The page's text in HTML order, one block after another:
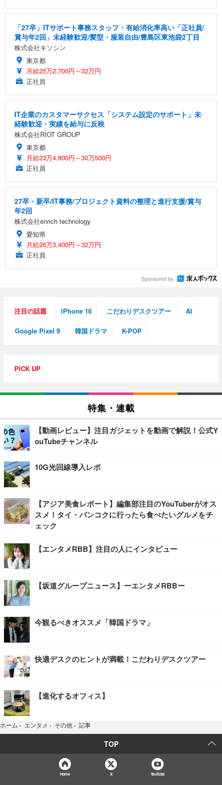
「27卒」ITサポート事務スタッフ・有給消化率高い「正社員/
賞与年2回」未経験歓迎/髪型・服装自由/豊島区東池袋2丁目
株式会社キソシン
東京都
月給25万2,700円～32万円
正社員
IT企業のカスタマーサクセス「システム設定のサポート」未
経験歓迎・実績を給与に反映
株式会社RIOT GROUP
東京都
月給23万4,800円～30万500円
正社員
27卒・新卒/IT事務/プロジェクト資料の整理と進行支援/賞与
年2回
株式会社enrich technology
愛知県
月給26万3,400円～32万円
正社員
Sponsored by
注目の話題 iPhone 16 こだわりデスクツアー AI
Google Pixel 9 韓国ドラマ K-POP
PICK UP
特集・連載
【動画レビュー】注目ガジェットを動画で解説！公式Y
ouTubeチャンネル
10G光回線導入レポ
【アジア美食レポート】編集部注目のYouTuberがオス
スメ！タイ・バンコクに行ったら食べたいグルメをチ
ェック
【エンタメRBB】注目の人にインタビュー
【坂道グループニュース】ーエンタメRBBー
今観るべきオススメ「韓国ドラマ」
快適デスクのヒントが満載！こだわりデスクツアー
【進化するオフィス】
ホーム › エンタメ › その他 › 記事
TOP
Home X YouTube